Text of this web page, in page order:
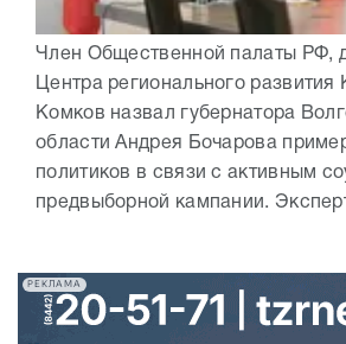
Член Общественной палаты РФ,
Центра регионального развития
Комков назвал губернатора
области Андрея Бочарова
политиков в связи с активным
предвыборной кампании.
РЕКЛАМА